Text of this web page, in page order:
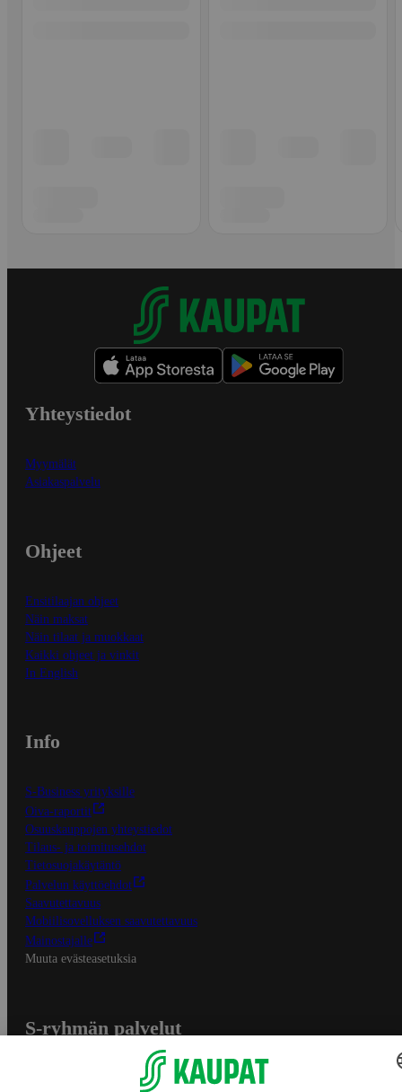
Yhteystiedot
Myymälät
Asiakaspalvelu
Ohjeet
Ensitilaajan ohjeet
Näin maksat
Näin tilaat ja muokkaat
Kaikki ohjeet ja vinkit
In English
Info
S-Business yrityksille
Oiva-raportit
Osuuskauppojen yhteystiedot
Tilaus- ja toimitusehdot
Tietosuojakäytäntö
Palvelun käyttöehdot
Saavutettavuus
Mobiilisovelluksen saavutettavuus
Mainostajalle
Muuta evästeasetuksia
S-ryhmän palvelut